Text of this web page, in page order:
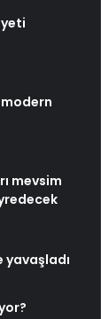
modern
mevsim
yavaşladı